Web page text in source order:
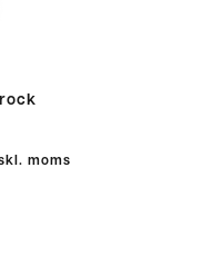
moms